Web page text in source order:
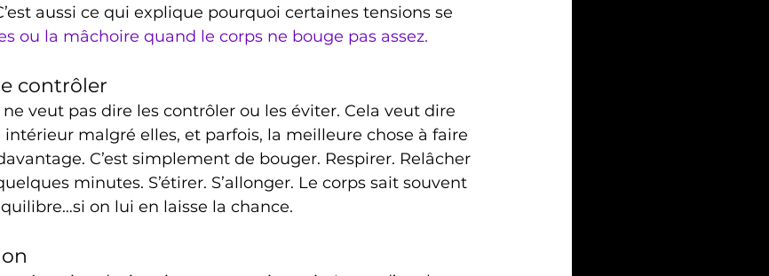
aussi ce qui explique pourquoi certaines tensions se
ou la mâchoire quand le corps ne bouge pas assez.
contrôler
veut pas dire les contrôler ou les éviter. Cela veut dire
malgré elles, et parfois, la meilleure chose à faire
C’est simplement de bouger. Respirer. Relâcher
minutes. S’étirer. S’allonger. Le corps sait souvent
on lui en laisse la chance.